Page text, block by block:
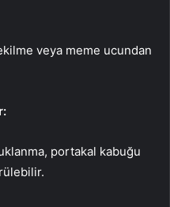
veya meme ucundan
portakal kabuğu